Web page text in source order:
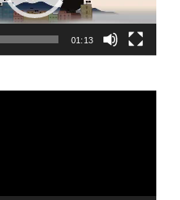
01:13